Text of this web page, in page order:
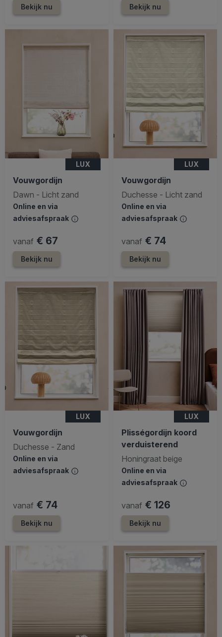
Bekijk nu Bekijk nu
LUX
Vouwgordijn
Dawn - Licht zand
Online en via
adviesafspraak
vanaf € 67
Bekijk nu
LUX
Vouwgordijn
Duchesse - Licht zand
Online en via
adviesafspraak
vanaf € 74
Bekijk nu
LUX
Vouwgordijn
Duchesse - Zand
Online en via
adviesafspraak
vanaf € 74
Bekijk nu
LUX
Plisségordijn koord
verduisterend
Honingraat beige
Online en via
adviesafspraak
vanaf € 126
Bekijk nu